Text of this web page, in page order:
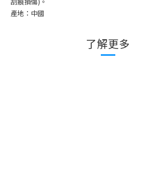
產地：中國
了解更多